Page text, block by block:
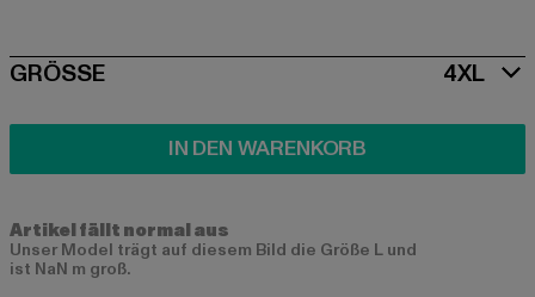
SIZE
GRÖSSE 4XL
IN DEN WARENKORB
Artikel fällt normal aus
Unser Model trägt auf diesem Bild die Größe L und
ist NaN m groß.